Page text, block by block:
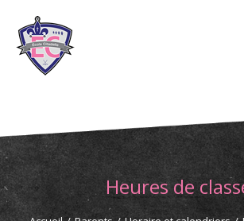
Heures de